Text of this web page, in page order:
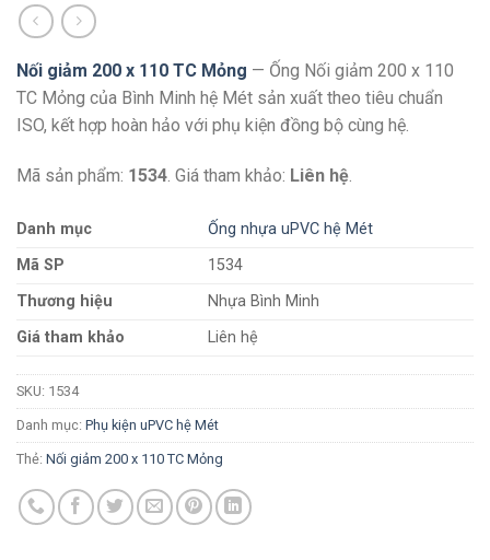
Nối giảm 200 x 110 TC Mỏng — Ống Nối giảm 200 x 110
TC Mỏng của Bình Minh hệ Mét sản xuất theo tiêu chuẩn
ISO, kết hợp hoàn hảo với phụ kiện đồng bộ cùng hệ.
Mã sản phẩm: 1534 . Giá tham khảo: Liên hệ
Danh mục
Ống nhựa uPVC hệ Mét
Mã SP
1534
Thương hiệu
Nhựa Bình Minh
Giá tham khảo
Liên hệ
SKU: 1534
Danh mục: Phụ kiện uPVC hệ Mét
Thẻ: Nối giảm 200 x 110 TC Mỏng